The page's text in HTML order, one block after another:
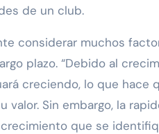
de un club.
considerar muchos
plazo. “Debido al
creciendo, lo que hace
Sin embargo, la
que se